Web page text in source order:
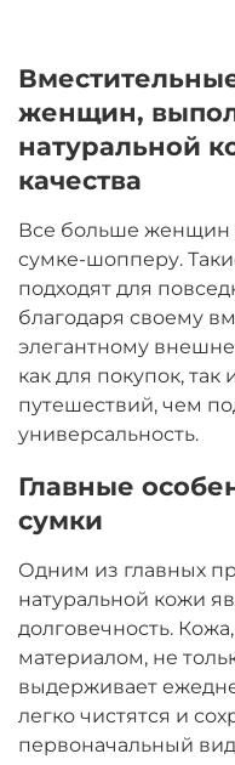
женщин,
натуральной
качества
Все больше женщин
сумке-шопперу.
подходят для
благодаря своему
элегантному
как для покупок,
путешествий, чем
универсальность.
Главные
сумки
Одним из главных
натуральной кожи
долговечность.
материалом, не
выдерживает
легко чистятся и
первоначальный